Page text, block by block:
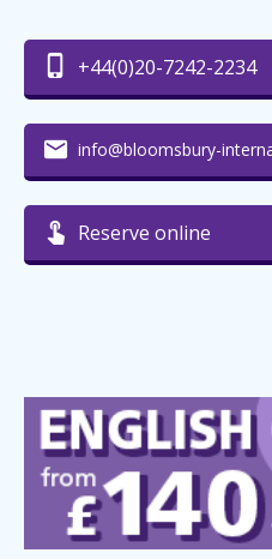
+44(0)20-7242-2234
info@bloomsbury-
Reserve online